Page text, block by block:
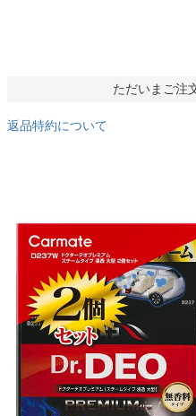
ただいまご注
返品特約について